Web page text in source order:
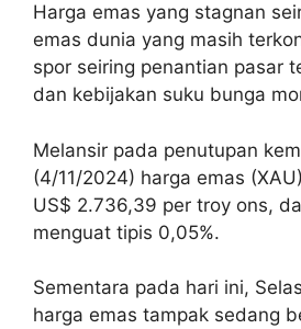
Harga emas yang stagnan
emas dunia yang masih
spor seiring penantian pasar
dan kebijakan suku bunga
Melansir pada penutupan
(4/11/2024) harga emas
US$ 2.736,39 per troy ons,
menguat tipis 0,05%.
Sementara pada hari ini,
harga emas tampak sedang